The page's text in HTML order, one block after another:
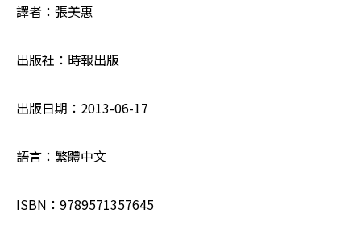
譯者：張美惠
出版社：時報出版
出版日期：2013-06-17
語言：繁體中文
ISBN：9789571357645